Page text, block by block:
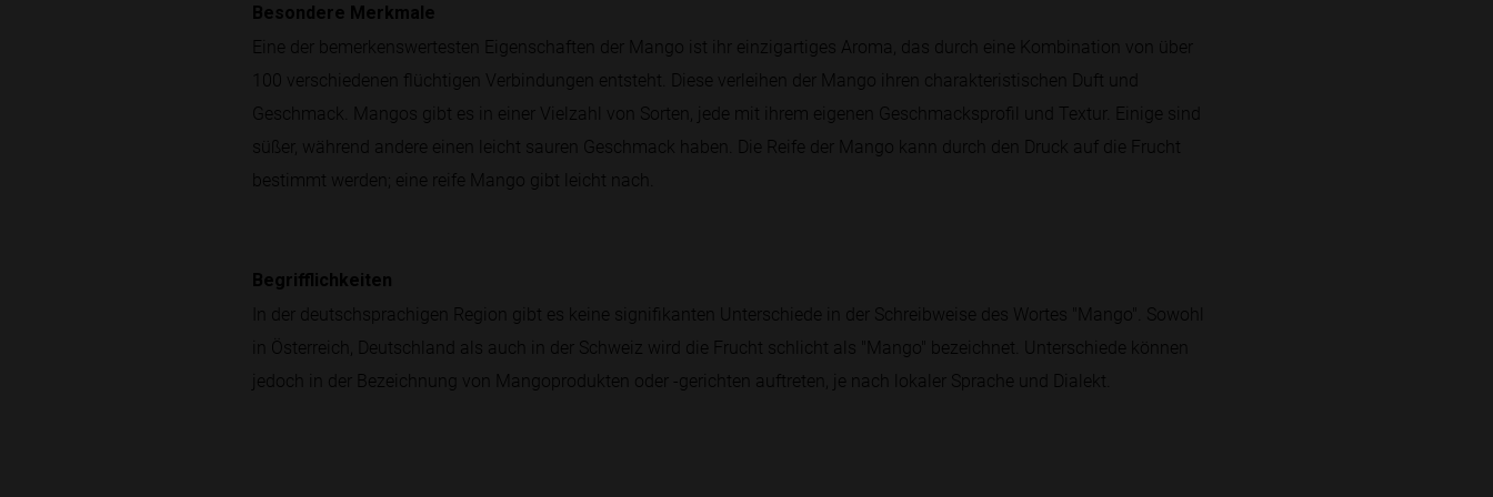
Besondere Merkmale
Eine der bemerkenswertesten Eigenschaften der Mango ist ihr einzigartiges Aroma, das durch eine Kombination von über
100 verschiedenen flüchtigen Verbindungen entsteht. Diese verleihen der Mango ihren charakteristischen Duft und
Geschmack. Mangos gibt es in einer Vielzahl von Sorten, jede mit ihrem eigenen Geschmacksprofil und Textur. Einige sind
süßer, während andere einen leicht sauren Geschmack haben. Die Reife der Mango kann durch den Druck auf die Frucht
bestimmt werden; eine reife Mango gibt leicht nach.
Begrifflichkeiten
In der deutschsprachigen Region gibt es keine signifikanten Unterschiede in der Schreibweise des Wortes "Mango". Sowohl
in Österreich, Deutschland als auch in der Schweiz wird die Frucht schlicht als "Mango" bezeichnet. Unterschiede können
jedoch in der Bezeichnung von Mangoprodukten oder -gerichten auftreten, je nach lokaler Sprache und Dialekt.